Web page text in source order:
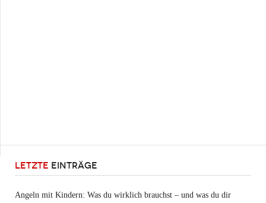
LETZTE EINTRÄGE
Angeln mit Kindern: Was du wirklich brauchst – und was du dir